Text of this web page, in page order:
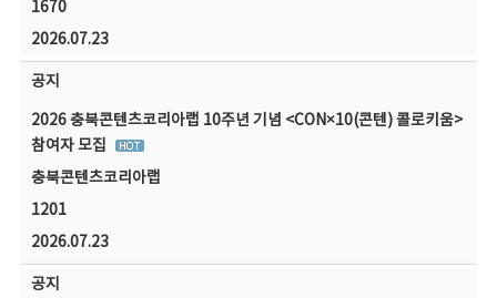
1670
2026.07.23
공지
2026 충북콘텐츠코리아랩 10주년 기념 <CON×10(콘텐) 콜로키움>
참여자 모집
충북콘텐츠코리아랩
1201
2026.07.23
공지